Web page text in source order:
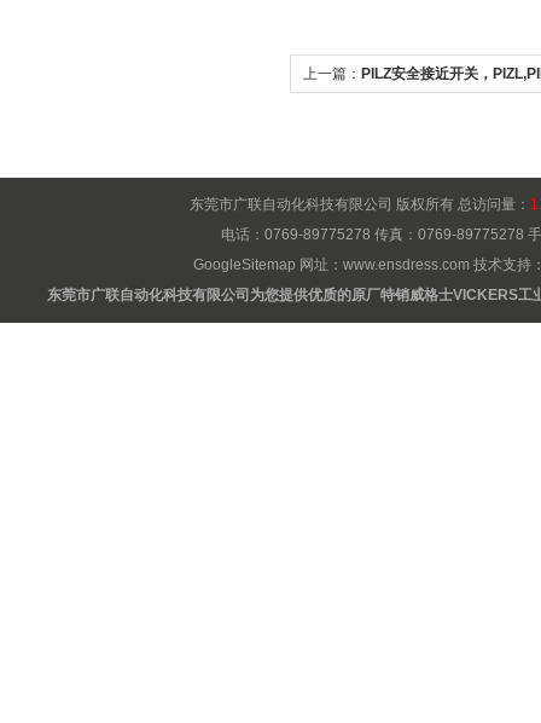
上一篇： PILZ安全接近开关，
东莞市广联自动化科技有限公司 版权所有 总访问量：
电话：0769-89775278 传真：0769-89775278
GoogleSitemap 网址： www.ensdress.com 技术支持
东莞市广联自动化科技有限公司为您提供优质的原厂特销威格士VICKERS